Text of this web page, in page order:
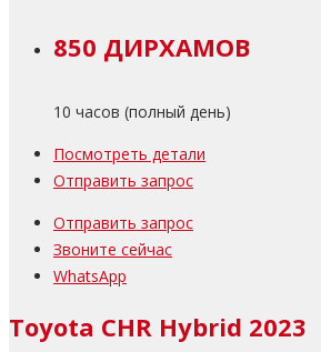
850 ДИРХАМОВ
10 часов (полный день)
Посмотреть детали
Отправить запрос
Отправить запрос
Звоните сейчас
WhatsApp
Toyota CHR Hybrid 2023